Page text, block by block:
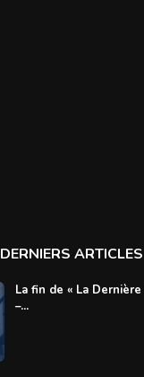
DERNIERS ARTICLES
La fin de « La
–...